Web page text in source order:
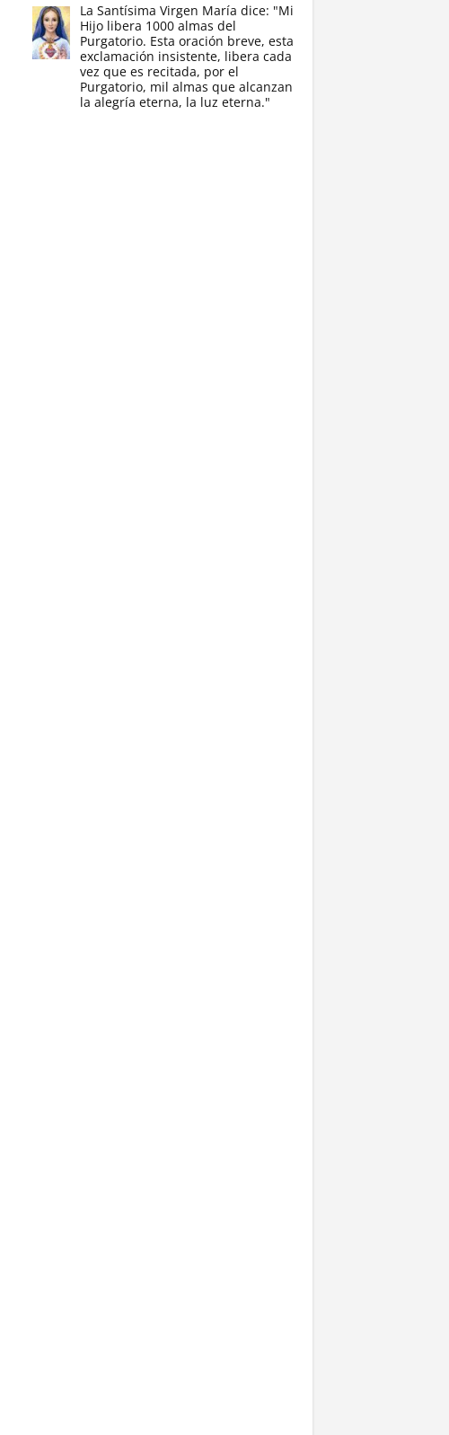
La Santísima Virgen María dice: "Mi
Hijo libera 1000 almas del
Purgatorio. Esta oración breve, esta
exclamación insistente, libera cada
vez que es recitada, por el
Purgatorio, mil almas que alcanzan
la alegría eterna, la luz eterna."